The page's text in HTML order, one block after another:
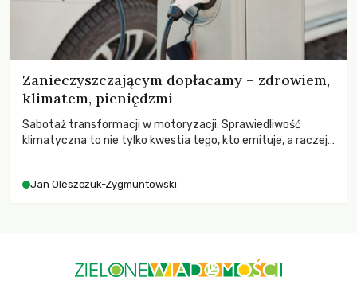
Zanieczyszczającym dopłacamy – zdrowiem,
klimatem, pieniędzmi
Sabotaż transformacji w motoryzacji. Sprawiedliwość
klimatyczna to nie tylko kwestia tego, kto emituje, a raczej
Jan Oleszczuk-Zygmuntowski